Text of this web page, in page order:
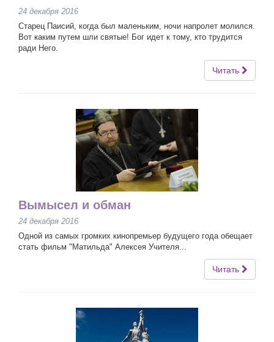
24 декабря 2016
Старец Паисий, когда был маленьким, ночи напролет молился.
Вот каким путем шли святые! Бог идет к тому, кто трудится
ради Него.
Читать
Вымысел и обман
24 декабря 2016
Одной из самых громких кинопремьер будущего года обещает
стать фильм "Матильда" Алексея Учителя...
Читать